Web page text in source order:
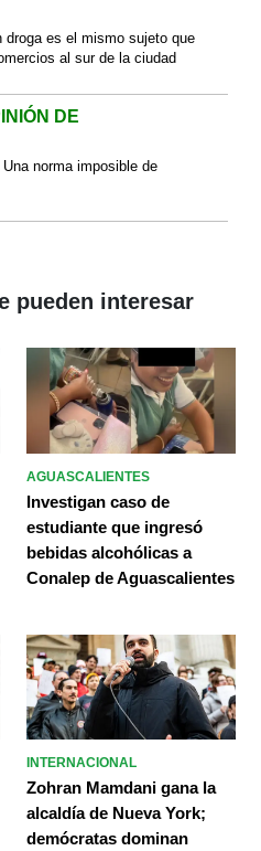
droga es el mismo sujeto que
al sur de la ciudad
DE
norma imposible de
pueden interesar
AGUASCALIENTES
Investigan caso de
estudiante que ingresó
bebidas alcohólicas a
Conalep de Aguascalientes
INTERNACIONAL
Zohran Mamdani gana la
alcaldía de Nueva York;
demócratas dominan